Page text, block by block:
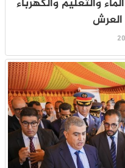
والتعليم والكهرباء
العرش